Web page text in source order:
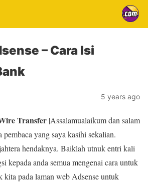
– Cara Isi
5 years ago
Transfer |Assalamualaikum dan salam
pembaca yang saya kasihi sekalian.
hendaknya. Baiklah utnuk entri kali
kepada anda semua mengenai cara untuk
kita pada laman web Adsense untuk